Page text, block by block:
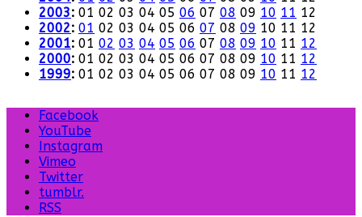
2003: 01 02 03 04 05 06 07 08 09 10 11 12
2002: 01 02 03 04 05 06 07 08 09 10 11 12
2001: 01 02 03 04 05 06 07 08 09 10 11 12
2000: 01 02 03 04 05 06 07 08 09 10 11 12
1999: 01 02 03 04 05 06 07 08 09 10 11 12
Facebook
YouTube
Instagram
Vimeo
Twitter
tumblr.
RSS